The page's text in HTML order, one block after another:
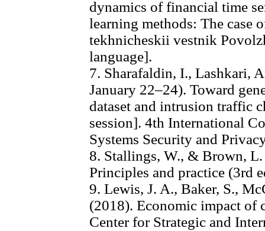
dynamics of financial time
learning methods: The case
tekhnicheskii vestnik
language].
7. Sharafaldin, I., Lashkari,
January 22–24). Toward
dataset and intrusion traffic
session]. 4th International
Systems Security and
8. Stallings, W., & Brown,
Principles and practice (3rd
9. Lewis, J. A., Baker, S.,
(2018). Economic impact of
Center for Strategic and